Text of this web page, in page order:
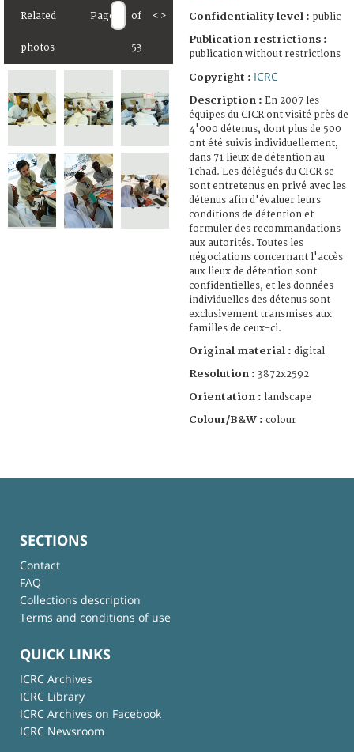
Related
photos
Page of
53
< > Confidentiality level : public
Publication restrictions :
publication without restrictions
Copyright : ICRC
Description : En 2007 les
équipes du CICR ont visité près de
4'000 détenus, dont plus de 500
ont été suivis individuellement,
dans 71 lieux de détention au
Tchad. Les délégués du CICR se
sont entretenus en privé avec les
détenus afin d'évaluer leurs
conditions de détention et
formuler des recommandations
aux autorités. Toutes les
négociations concernant l'accès
aux lieux de détention sont
confidentielles, et les données
individuelles des détenus sont
exclusivement transmises aux
familles de ceux-ci.
Original material : digital
Resolution : 3872x2592
Orientation : landscape
Colour/B&W : colour
SECTIONS
Contact
FAQ
Collections description
Terms and conditions of use
QUICK LINKS
ICRC Archives
ICRC Library
ICRC Archives on Facebook
ICRC Newsroom